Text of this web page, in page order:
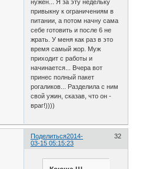
нужен... Я за эту недельку
привыкну к ограничениям в
питании, а потом начну сама
себе готовить и после 6 не
жрать. У меня как раз в это
время самый жор. Муж
приходит с работы и
начинается... Вчера вот
принес полный пакет
рогаликов... Разделила с ним
свой ужин, сказав, что он -
враг!))))
Поделиться 32
2014-
03-15 05:15:23